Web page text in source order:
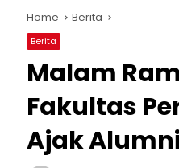
Home Berita
Berita
Malam
Fakultas
Ajak